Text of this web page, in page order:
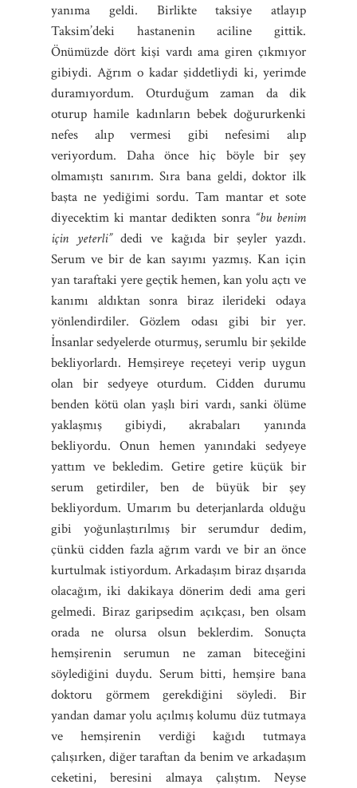
yanıma geldi. Birlikte taksiye atlayıp
Taksim’deki hastanenin aciline gittik.
Önümüzde dört kişi vardı ama giren çıkmıyor
gibiydi. Ağrım o kadar şiddetliydi ki, yerimde
duramıyordum. Oturduğum zaman da dik
oturup hamile kadınların bebek doğururkenki
nefes alıp vermesi gibi nefesimi alıp
veriyordum. Daha önce hiç böyle bir şey
olmamıştı sanırım. Sıra bana geldi, doktor ilk
başta ne yediğimi sordu. Tam mantar et sote
diyecektim ki mantar dedikten sonra “bu benim
için yeterli”dedi ve kağıda bir şeyler yazdı.
Serum ve bir de kan sayımı yazmış. Kan için
yan taraftaki yere geçtik hemen, kan yolu açtı ve
kanımı aldıktan sonra biraz ilerideki odaya
yönlendirdiler. Gözlem odası gibi bir yer.
İnsanlar sedyelerde oturmuş, serumlu bir şekilde
bekliyorlardı. Hemşireye reçeteyi verip uygun
olan bir sedyeye oturdum. Cidden durumu
benden kötü olan yaşlı biri vardı, sanki ölüme
yaklaşmış gibiydi, akrabaları yanında
bekliyordu. Onun hemen yanındaki sedyeye
yattım ve bekledim. Getire getire küçük bir
serum getirdiler, ben de büyük bir şey
bekliyordum. Umarım bu deterjanlarda olduğu
gibi yoğunlaştırılmış bir serumdur dedim,
çünkü cidden fazla ağrım vardı ve bir an önce
kurtulmak istiyordum. Arkadaşım biraz dışarıda
olacağım, iki dakikaya dönerim dedi ama geri
gelmedi. Biraz garipsedim açıkçası, ben olsam
orada ne olursa olsun beklerdim. Sonuçta
hemşirenin serumun ne zaman biteceğini
söylediğini duydu. Serum bitti, hemşire bana
doktoru görmem gerekdiğini söyledi. Bir
yandan damar yolu açılmış kolumu düz tutmaya
ve hemşirenin verdiği kağıdı tutmaya
çalışırken, diğer taraftan da benim ve arkadaşım
ceketini, beresini almaya çalıştım. Neyse